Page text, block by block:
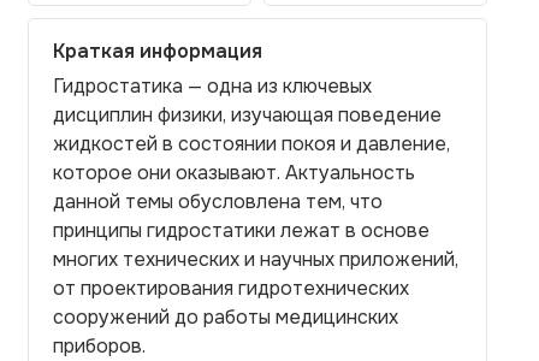
Краткая информация
Гидростатика — одна из ключевых
дисциплин физики, изучающая поведение
жидкостей в состоянии покоя и давление,
которое они оказывают. Актуальность
данной темы обусловлена тем, что
принципы гидростатики лежат в основе
многих технических и научных приложений,
от проектирования гидротехнических
сооружений до работы медицинских
приборов.